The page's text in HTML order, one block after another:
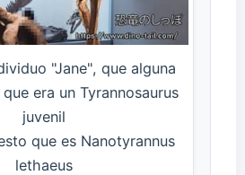
"Jane", que alguna
era un Tyrannosaurus
juvenil
que es Nanotyrannus
lethaeus